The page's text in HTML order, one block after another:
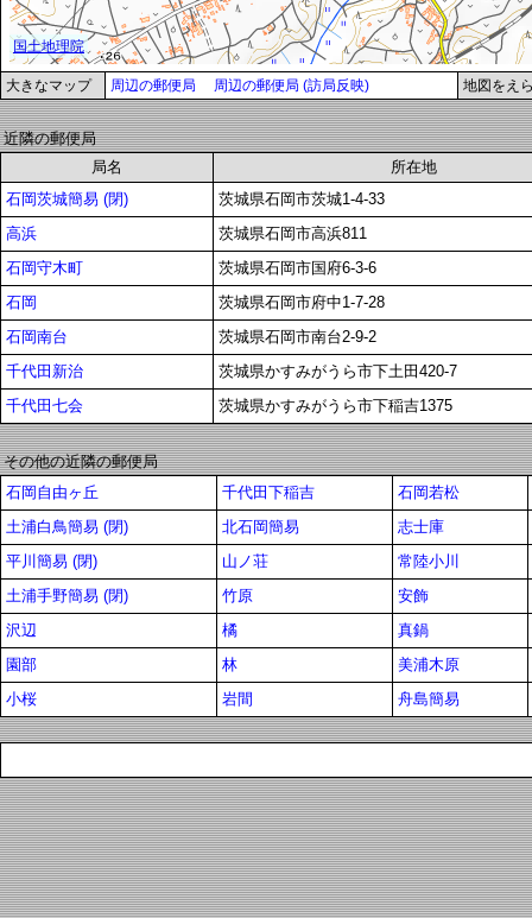
大きなマップ 周辺の郵便局 周辺の郵便局 (訪局反映) 地図をえ
近隣の郵便局
局名
所在地
石岡茨城簡易 (閉)
茨城県石岡市茨城1-4-33
高浜
茨城県石岡市高浜811
石岡守木町
茨城県石岡市国府6-3-6
石岡
茨城県石岡市府中1-7-28
石岡南台
茨城県石岡市南台2-9-2
千代田新治
茨城県かすみがうら市下土田420-7
千代田七会
茨城県かすみがうら市下稲吉1375
その他の近隣の郵便局
石岡自由ヶ丘
千代田下稲吉
石岡若松
土浦白鳥簡易 (閉)
北石岡簡易
志士庫
平川簡易 (閉)
山ノ荘
常陸小川
土浦手野簡易 (閉)
竹原
安飾
沢辺
橘
真鍋
園部
林
美浦木原
小桜
岩間 舟島簡易